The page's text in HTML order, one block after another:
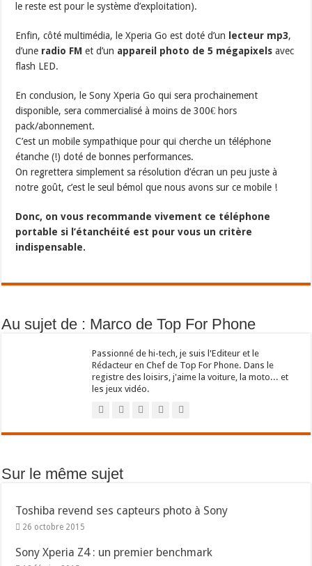
le reste est pour le système d’exploitation).
Enfin, côté multimédia, le Xperia Go est doté d’un lecteur mp3,
d’une radio FM et d’un appareil photo de 5 mégapixels avec
flash LED.
En conclusion, le Sony Xperia Go qui sera prochainement
disponible, sera commercialisé à moins de 300€ hors
pack/abonnement.
C’est un mobile sympathique pour qui cherche un téléphone
étanche (!) doté de bonnes performances.
On regrettera simplement sa résolution d’écran un peu juste à
notre goût, c’est le seul bémol que nous avons sur ce mobile !
Donc, on vous recommande vivement ce téléphone
portable si l’étanchéité est pour vous un critère
indispensable.
Au sujet de : Marco de Top For Phone
Passionné de hi-tech, je suis l'Editeur et le
Rédacteur en Chef de Top For Phone. Dans le
registre des loisirs, j'aime la voiture, la moto... et
les jeux vidéo.
Sur le même sujet
Toshiba revend ses capteurs photo à Sony
26 octobre 2015
Sony Xperia Z4 : un premier benchmark